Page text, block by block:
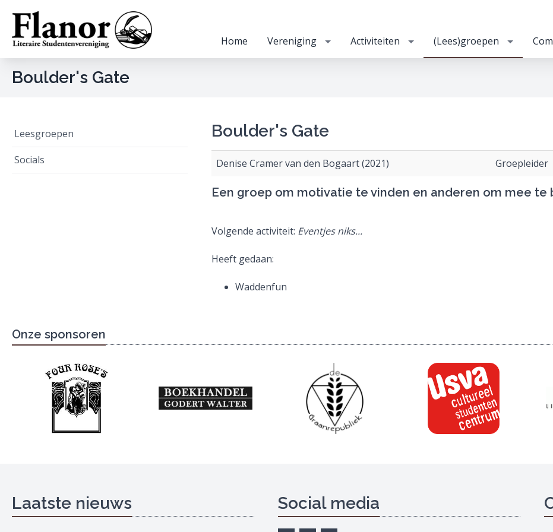
Home Vereniging Activiteiten (Lees)groepen
Boulder's Gate
Leesgroepen
Socials
Boulder's Gate
Denise Cramer van den Bogaart (2021) Groepleider
Een groep om motivatie te vinden en anderen om mee te
Volgende activiteit: Eventjes niks...
Heeft gedaan:
Waddenfun
Onze sponsoren
Laatste nieuws Social media